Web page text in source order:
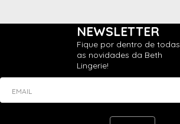
NEWSLETTER
Fique por dentro de todas
as novidades da Beth
Lingerie!
EMAIL